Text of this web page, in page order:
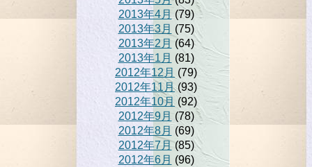
2013年4月 (79)
2013年3月 (75)
2013年2月 (64)
2013年1月 (81)
2012年12月 (79)
2012年11月(93)
2012年10月 (92)
2012年9月 (78)
2012年8月 (69)
2012年7月(85)
2012年6月 (96)